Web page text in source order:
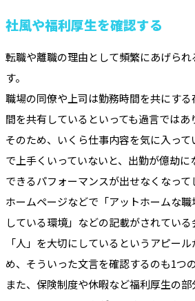
社風や福利厚生を確認する
転職や離職の理由として頻繁にあげら
す。
職場の同僚や上司は勤務時間を共にす
間を共有しているといっても過言ではあ
そのため、いくら仕事内容を気に入っ
で上手くいっていないと、出勤が億劫
できるパフォーマンスが出せなくなって
ホームページなどで「アットホームな
している環境」などの記載がされてい
「人」を大切にしているというアピー
め、そういった文言を確認するのも1つ
また、保険制度や休暇など福利厚生の